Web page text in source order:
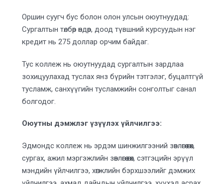
Оршин суугч бус болон олон улсын оюутнуудад:
Сургалтын төлбөр өндөр, доод түвшний курсуудын нэг
кредит нь 275 доллар орчим байдаг.
Тус коллеж нь оюутнуудад сургалтын зардлаа
зохицуулахад туслах янз бүрийн тэтгэлэг, буцалтгүй
тусламж, санхүүгийн тусламжийн сонголтыг санал
болгодог.
Оюутны дэмжлэг үзүүлэх үйлчилгээ:
Эдмондс коллеж нь эрдэм шинжилгээний зөвлөгөө өгөх,
сургах, ажил мэргэжлийн зөвлөгөө өгөх, сэтгэцийн эрүүл
мэндийн үйлчилгээ, хөгжлийн бэрхшээлийг дэмжих